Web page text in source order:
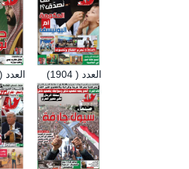
العدد ( 1905) العدد ( 1904)